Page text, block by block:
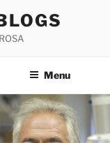
Menu